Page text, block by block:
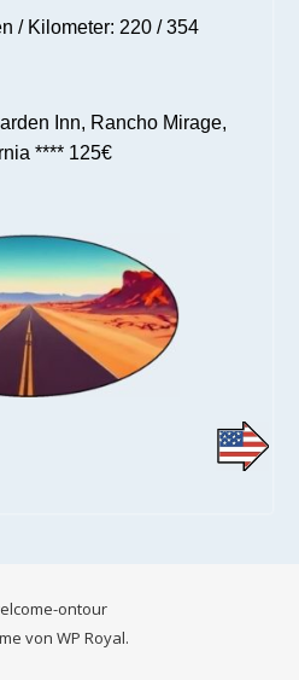
/ Kilometer: 220 / 354
Inn, Rancho Mirage,
**** 125€
ontour
von WP Royal.